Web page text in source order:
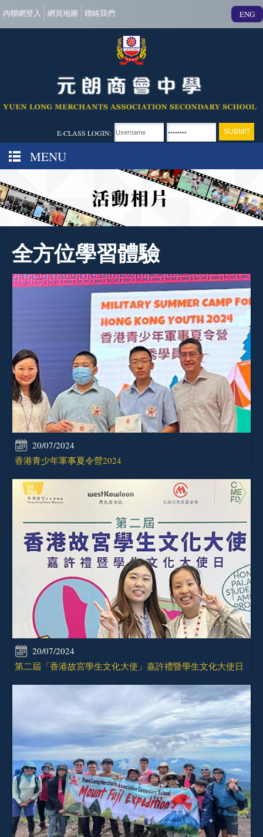
內聯網登入 網頁地圖 聯絡我們 ENG
E-CLASS LOGIN:
MENU
全方位學習體驗
20/07/2024
香港青少年軍事夏令營2024
20/07/2024
第二屆「香港故宮學生文化大使」嘉許禮暨學生文化大使日